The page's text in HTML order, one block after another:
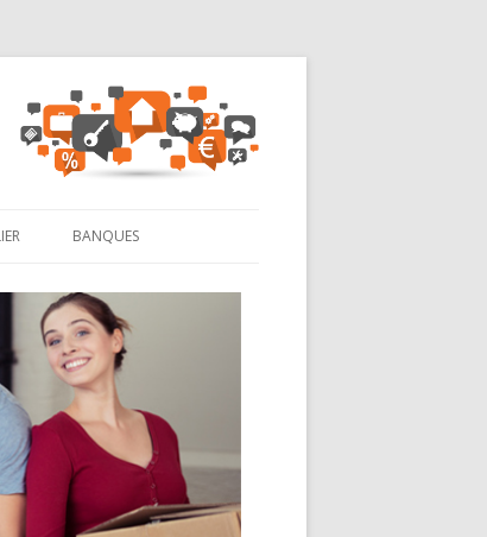
BANQUES